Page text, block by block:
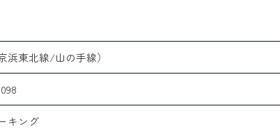
浜東北線/山の手線）
キング